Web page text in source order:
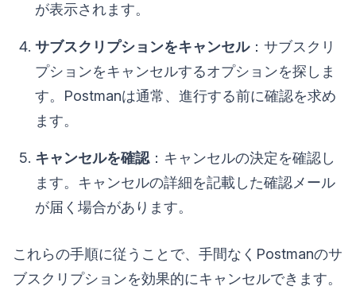
が表示されます。
サブスクリプションをキャンセル：サブスクリ
プションをキャンセルするオプションを探しま
す。Postmanは通常、進行する前に確認を求め
ます。
キャンセルを確認：キャンセルの決定を確認し
ます。キャンセルの詳細を記載した確認メール
が届く場合があります。
これらの手順に従うことで、手間なくPostmanのサ
ブスクリプションを効果的にキャンセルできます。